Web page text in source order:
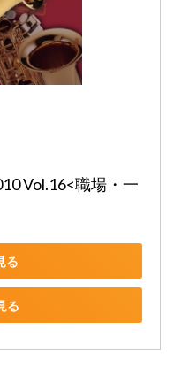
Vol.16<職場・一
る
る